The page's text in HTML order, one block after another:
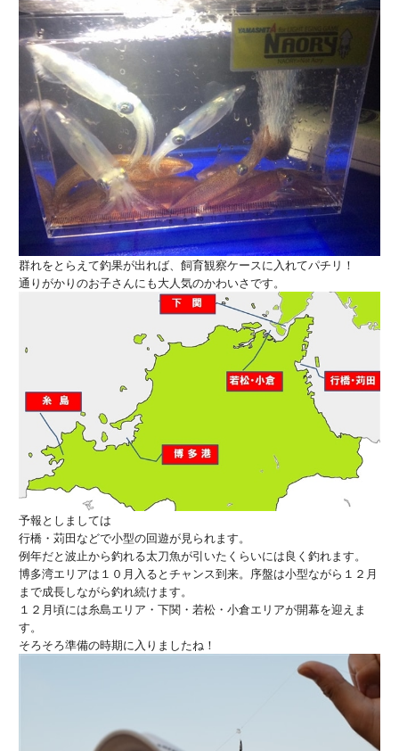
群れをとらえて釣果が出れば、飼育観察ケースに入れてパチリ！
通りがかりのお子さんにも大人気のかわいさです。
予報としましては
行橋・苅田などで小型の回遊が見られます。
例年だと波止から釣れる太刀魚が引いたくらいには良く釣れます。
博多湾エリアは１０月入るとチャンス到来。序盤は小型ながら１２月
まで成長しながら釣れ続けます。
１２月頃には糸島エリア・下関・若松・小倉エリアが開幕を迎えま
す。
そろそろ準備の時期に入りましたね！